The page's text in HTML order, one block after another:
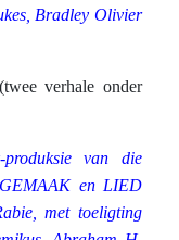
Bradley Olivier
(twee verhale onder
van die
en LIED
met toeligting